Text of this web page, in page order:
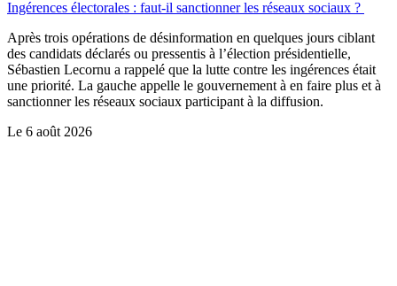
Ingérences électorales : faut-il sanctionner les réseaux sociaux ?
Après trois opérations de désinformation en quelques jours ciblant
des candidats déclarés ou pressentis à l’élection présidentielle,
Sébastien Lecornu a rappelé que la lutte contre les ingérences était
une priorité. La gauche appelle le gouvernement à en faire plus et à
sanctionner les réseaux sociaux participant à la diffusion.
Le 6 août 2026